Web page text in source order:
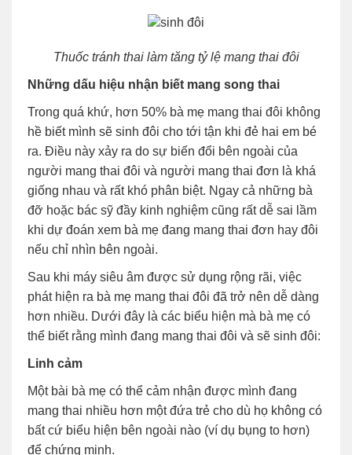
Thuốc tránh thai làm tăng tỷ lệ mang thai đôi
Những dấu hiệu nhận biết mang song thai
Trong quá khứ, hơn 50% bà mẹ mang thai đôi không
hề biết mình sẽ sinh đôi cho tới tận khi đẻ hai em bé
ra. Điều này xảy ra do sự biến đổi bên ngoài của
người mang thai đôi và người mang thai đơn là khá
giống nhau và rất khó phân biệt. Ngay cả những bà
đỡ hoặc bác sỹ đầy kinh nghiệm cũng rất dễ sai lầm
khi dự đoán xem bà mẹ đang mang thai đơn hay đôi
nếu chỉ nhìn bên ngoài.
Sau khi máy siêu âm được sử dụng rộng rãi, việc
phát hiện ra bà mẹ mang thai đôi đã trở nên dễ dàng
hơn nhiều. Dưới đây là các biểu hiện mà bà mẹ có
thể biết rằng mình đang mang thai đôi và sẽ sinh đôi:
Linh cảm
Một bài bà mẹ có thể cảm nhận được mình đang
mang thai nhiều hơn một đứa trẻ cho dù họ không có
bất cứ biểu hiện bên ngoài nào (ví dụ bụng to hơn)
để chứng minh.